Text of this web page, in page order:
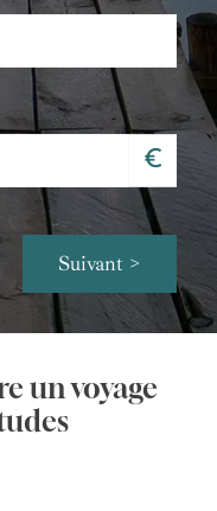
€
Suivant >
un voyage